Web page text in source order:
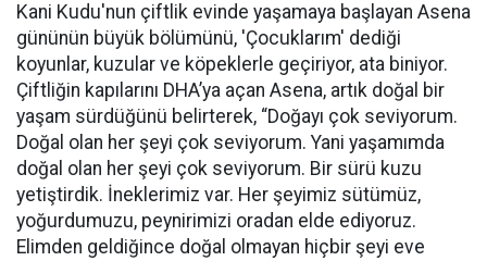
Kani Kudu'nun çiftlik evinde yaşamaya başlayan Asena
gününün büyük bölümünü, 'Çocuklarım' dediği
koyunlar, kuzular ve köpeklerle geçiriyor, ata biniyor.
Çiftliğin kapılarını DHA’ya açan Asena, artık doğal bir
yaşam sürdüğünü belirterek, “Doğayı çok seviyorum.
Doğal olan her şeyi çok seviyorum. Yani yaşamımda
doğal olan her şeyi çok seviyorum. Bir sürü kuzu
yetiştirdik. İneklerimiz var. Her şeyimiz sütümüz,
yoğurdumuzu, peynirimizi oradan elde ediyoruz.
Elimden geldiğince doğal olmayan hiçbir şeyi eve